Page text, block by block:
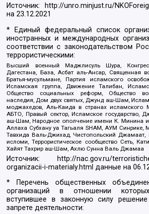
Источник: http://unro.minjust.ru/
на23.12.2021
* Единый федеральный список
иностранных и международных
соответствии с законодательством
террористическими:
Высший военный Маджлисуль Шура,
Дагестана, База, Асбат аль-Ансар, Священная
Братья-мусульмане, Партия исламского
Исламская группа, Движение Талибан,
Общество социальных реформ, Общество
наследия, Дом двух святых, Джунд аш-Шам,
моджахедов, Аль-Каида в странах исламского
АБТО, Правый сектор, Исламское государство,
аш-Шам, Народное ополчение имени К. Минина
Аллаха Субхану уа Тагьаля SHAM, АУМ
Тавхида Валь-Джихад, Чистопольский Джамаат,
исломи, Террористическое сообщество Сеть,
Хайят Тахрир аш-Шам, Ахлю Сунна Валь Джамаа
Источник:
http://nac.gov.ru/
organizacii-i-materialy.html данные на
* Перечень общественных
организаций в отношении
вступившее в законную силу
запрете деятельности: